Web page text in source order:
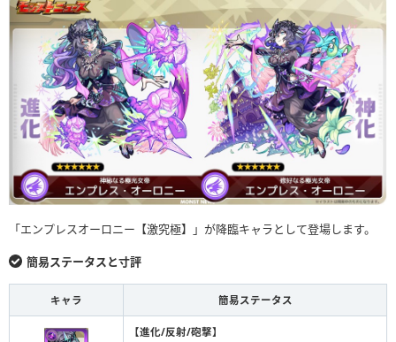
「エンプレスオーロニー【激究極】」が降臨キャラとして登場します。
簡易ステータスと寸評
キャラ 簡易ステータス
【進化/反射/砲撃】